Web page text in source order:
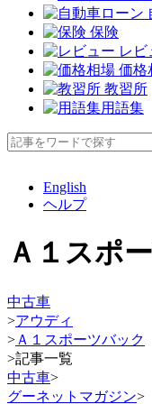
保険
レビ
価格
教習所
用語集
English
ヘルプ
Ａ１スポ
中古車
>アウディ
> Ａ１スポーツバック
>記事一覧
中古車>
グーネットマガジン>